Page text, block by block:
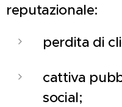
reputazionale:
perdita di
cattiva
social;